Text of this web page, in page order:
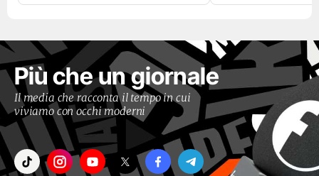
Più che un giornale
Il media che racconta il tempo in cui
viviamo con occhi moderni